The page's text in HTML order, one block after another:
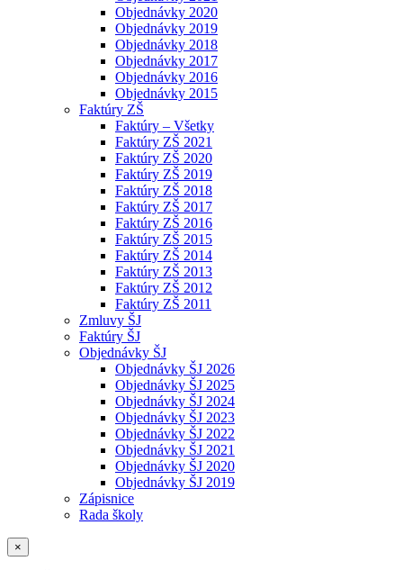
Objednávky 2020
Objednávky 2019
Objednávky 2018
Objednávky 2017
Objednávky 2016
Objednávky 2015
Faktúry ZŠ
Faktúry – Všetky
Faktúry ZŠ 2021
Faktúry ZŠ 2020
Faktúry ZŠ 2019
Faktúry ZŠ 2018
Faktúry ZŠ 2017
Faktúry ZŠ 2016
Faktúry ZŠ 2015
Faktúry ZŠ 2014
Faktúry ZŠ 2013
Faktúry ZŠ 2012
Faktúry ZŠ 2011
Zmluvy ŠJ
Faktúry ŠJ
Objednávky ŠJ
Objednávky ŠJ 2026
Objednávky ŠJ 2025
Objednávky ŠJ 2024
Objednávky ŠJ 2023
Objednávky ŠJ 2022
Objednávky ŠJ 2021
Objednávky ŠJ 2020
Objednávky ŠJ 2019
Zápisnice
Rada školy
×